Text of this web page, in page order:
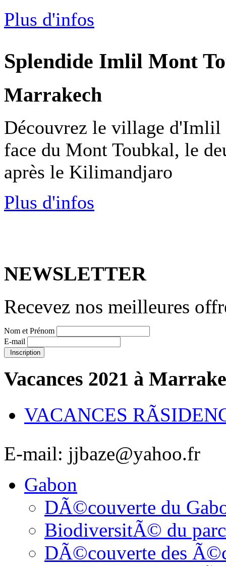
Plus d'infos
Splendide Imlil Mont
Marrakech
Découvrez le village d'Imlil
face du Mont Toubkal, le
après le Kilimandjaro
Plus d'infos
NEWSLETTER
Recevez nos meilleures
Nom et Prénom
E-mail
Inscription
Vacances 2021 à
VACANCES
E-mail: jjbaze@yahoo.fr
Gabon
DÃ©couverte du
BiodiversitÃ© du
DÃ©couverte des